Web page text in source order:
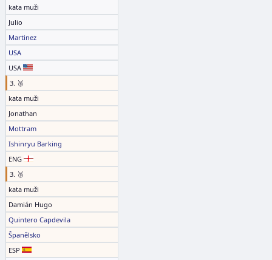
kata muži
Julio
Martinez
USA
USA
3. 🥉
kata muži
Jonathan
Mottram
Ishinryu Barking
ENG
3. 🥉
kata muži
Damián Hugo
Quintero Capdevila
Španělsko
ESP